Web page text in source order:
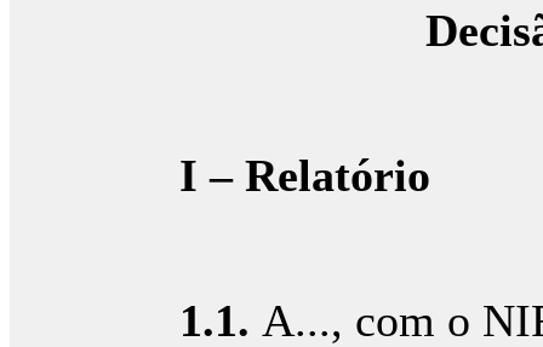
I – Relatório
1.1. A..., com o